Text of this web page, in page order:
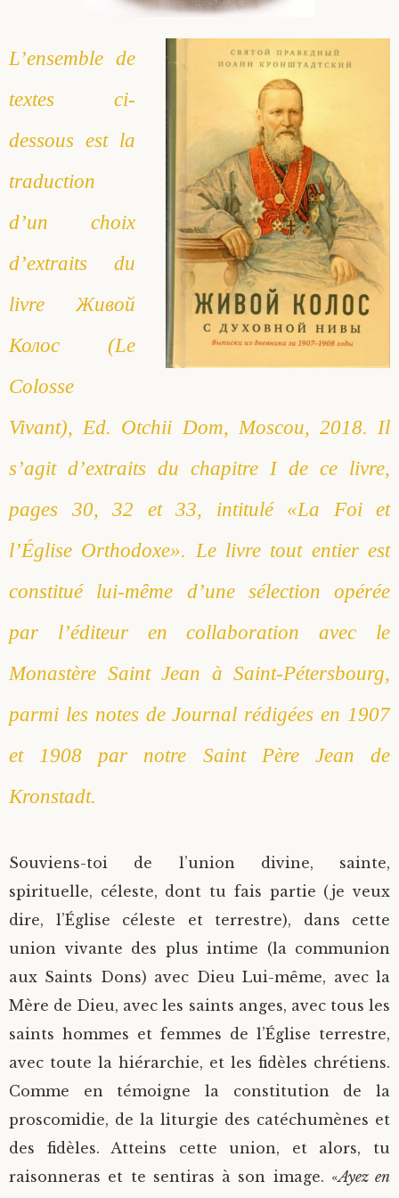
Sainte Matrone de Moscou
Staritsa Anastasia
Gerondissa Makrina (Vassopoulou)
Archimandrite Nathanaël (Pospelov)
Père Héliodore
L’ensemble de
textes ci-
dessous est la
traduction
d’un choix
d’extraits du
livre Живой
Колос (Le
Colosse
Vivant), Ed. Otchii Dom, Moscou, 2018. Il
s’agit d’extraits du chapitre I de ce livre,
pages 30, 32 et 33, intitulé «La Foi et
l’Église Orthodoxe». Le livre tout entier est
constitué lui-même d’une sélection opérée
par l’éditeur en collaboration avec le
Monastère Saint Jean à Saint-Pétersbourg,
parmi les notes de Journal rédigées en 1907
et 1908 par notre Saint Père Jean de
Kronstadt.
Souviens-toi de l’union divine, sainte,
spirituelle, céleste, dont tu fais partie (je veux
dire, l’Église céleste et terrestre), dans cette
union vivante des plus intime (la communion
aux Saints Dons) avec Dieu Lui-même, avec la
Mère de Dieu, avec les saints anges, avec tous les
saints hommes et femmes de l’Église terrestre,
avec toute la hiérarchie, et les fidèles chrétiens.
Comme en témoigne la constitution de la
proscomidie, de la liturgie des catéchumènes et
des fidèles. Atteins cette union, et alors, tu
raisonneras et te sentiras à son image. «Ayez en